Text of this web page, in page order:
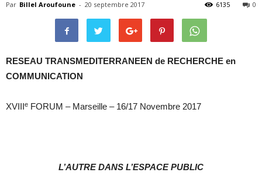
COMMUNICATION
Par Billel Aroufoune - 20 septembre 2017 0
6135
RESEAU TRANSMEDITERRANEEN de RECHERCHE en
COMMUNICATION
XVIIIe FORUM – Marseille – 16/17 Novembre 2017
L’AUTRE DANS L’ESPACE PUBLIC